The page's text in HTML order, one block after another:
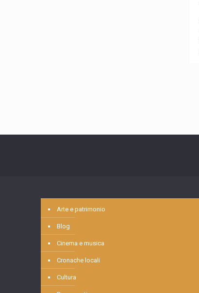
Arte e patrimonio
Blog
Cinema e musica
Cronache locali
Cultura